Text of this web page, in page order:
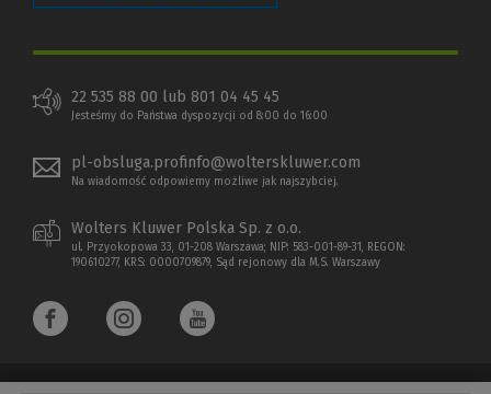
22 535 88 00 lub 801 04 45 45
Jesteśmy do Państwa dyspozycji od 8:00 do 16:00
pl-obsluga.profinfo@wolterskluwer.com
Na wiadomość odpowiemy możliwe jak najszybciej.
Wolters Kluwer Polska Sp. z o.o.
ul. Przyokopowa 33, 01-208 Warszawa; NIP: 583-001-89-31, REGON:
190610277, KRS: 0000709879, Sąd rejonowy dla M.S. Warszawy